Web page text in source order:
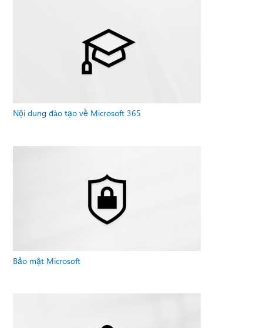
Nội dung đào tạo về Microsoft 365
Bảo mật Microsoft